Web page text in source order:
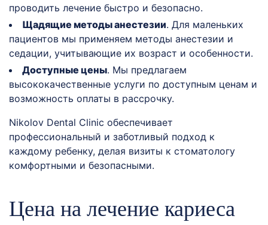
проводить лечение быстро и безопасно.
Щадящие методы анестезии. Для маленьких
пациентов мы применяем методы анестезии и
седации, учитывающие их возраст и особенности.
Доступные цены. Мы предлагаем
высококачественные услуги по доступным ценам и
возможность оплаты в рассрочку.
Nikolov Dental Clinic обеспечивает
профессиональный и заботливый подход к
каждому ребенку, делая визиты к стоматологу
комфортными и безопасными.
Цена на лечение кариеса